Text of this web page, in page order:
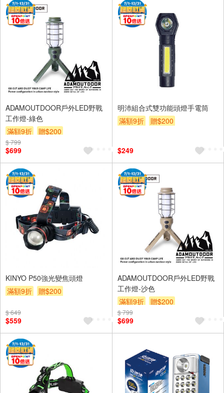
ADAMOUTDOOR戶外LED野戰
工作燈-綠色
滿額9折
贈$200
$ 799
$699
明沛組合式雙功能頭燈手電筒
滿額9折
贈$200
$249
KINYO P50強光變焦頭燈
滿額9折
贈$200
$ 649
$559
ADAMOUTDOOR戶外LED野戰
工作燈-沙色
滿額9折
贈$200
$ 799
$699